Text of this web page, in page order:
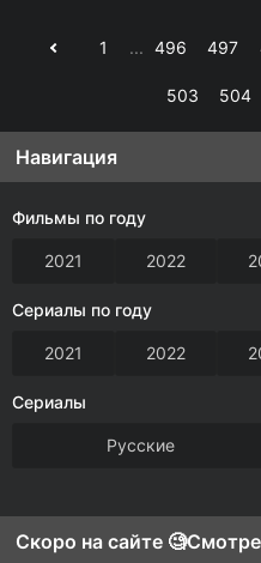
1 ... 496 497
503 504
Навигация
Фильмы по году
2021 2022
Сериалы по году
2021 2022
Сериалы
Русские
Скоро на сайте 🧐